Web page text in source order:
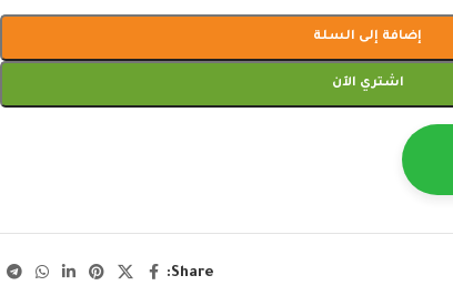
إضافة إلى السلة
اشتري الآن
Share: